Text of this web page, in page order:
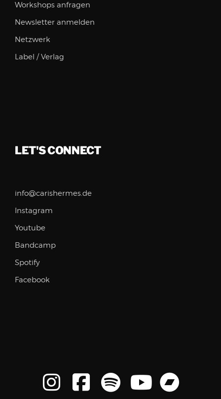
Workshops anfragen
Newsletter anmelden
Netzwerk
Label / Verlag
LET'S CONNECT
info@carishermes.de
Instagram
Youtube
Bandcamp
Spotify
Facebook